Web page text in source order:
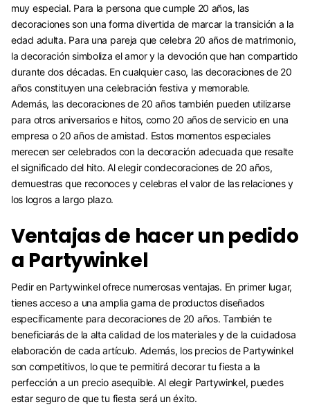
muy especial. Para la persona que cumple 20 años, las
decoraciones son una forma divertida de marcar la transición a la
edad adulta. Para una pareja que celebra 20 años de matrimonio,
la decoración simboliza el amor y la devoción que han compartido
durante dos décadas. En cualquier caso, las decoraciones de 20
años constituyen una celebración festiva y memorable.
Además, las decoraciones de 20 años también pueden utilizarse
para otros aniversarios e hitos, como 20 años de servicio en una
empresa o 20 años de amistad. Estos momentos especiales
merecen ser celebrados con la decoración adecuada que resalte
el significado del hito. Al elegir condecoraciones de 20 años,
demuestras que reconoces y celebras el valor de las relaciones y
los logros a largo plazo.
Ventajas de hacer un pedido
a Partywinkel
Pedir en Partywinkel ofrece numerosas ventajas. En primer lugar,
tienes acceso a una amplia gama de productos diseñados
específicamente para decoraciones de 20 años. También te
beneficiarás de la alta calidad de los materiales y de la cuidadosa
elaboración de cada artículo. Además, los precios de Partywinkel
son competitivos, lo que te permitirá decorar tu fiesta a la
perfección a un precio asequible. Al elegir Partywinkel, puedes
estar seguro de que tu fiesta será un éxito.